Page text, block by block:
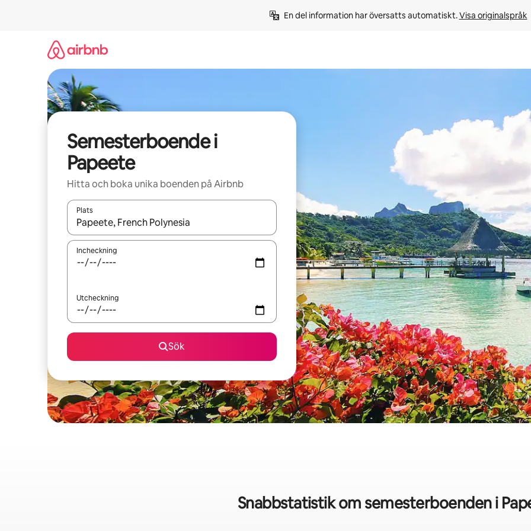
En del information har översatts automatiskt. Visa originalspråk
Semesterboende i
Papeete
Hitta och boka unika boenden på Airbnb
Plats
När resultaten är tillgängliga kan du navigera med upp- och nedåtpilarna eller utforska genom att trycka eller svepa.
Incheckning
Utcheckning
Sök
Snabbstatistik om semesterboenden i